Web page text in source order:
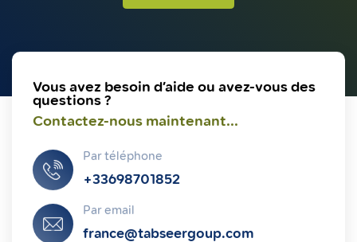
Vous avez besoin d’aide ou avez-vous des
questions ?
Contactez-nous maintenant...
Par téléphone
+33698701852
Par email
france@tabseergoup.com